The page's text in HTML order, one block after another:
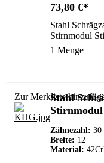
73,80 €
Stahl
Stirnmodul
1 Menge
Zur Merkliste
Stahl
Stirnmodul
Zähnezahl: 30
Breite: 12
Material: